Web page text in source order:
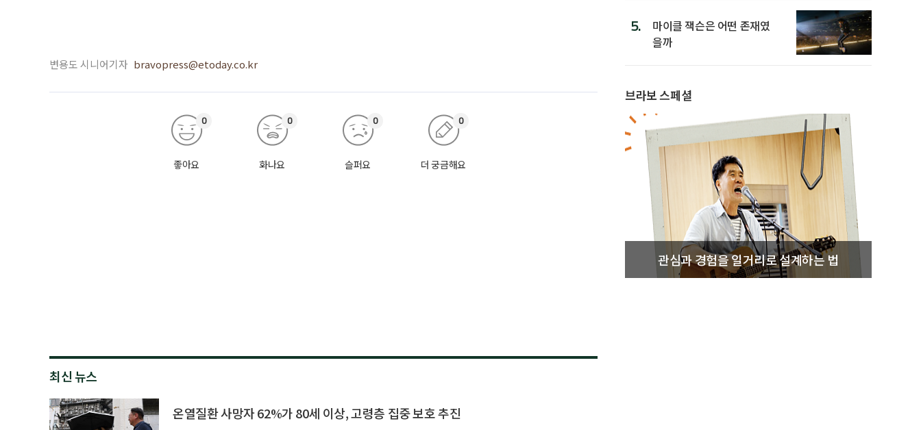
변용도 시니어기자 bravopress@etoday.co.kr
좋아요
0
화나요
0
슬퍼요
0
더 궁금해요
0
최신 뉴스
온열질환 사망자 62%가 80세 이상, 고령층 집중 보호 추진
5.
마이클 잭슨은 어떤 존재였
을까
브라보 스페셜
관심과 경험을 일거리로 설계하는 법